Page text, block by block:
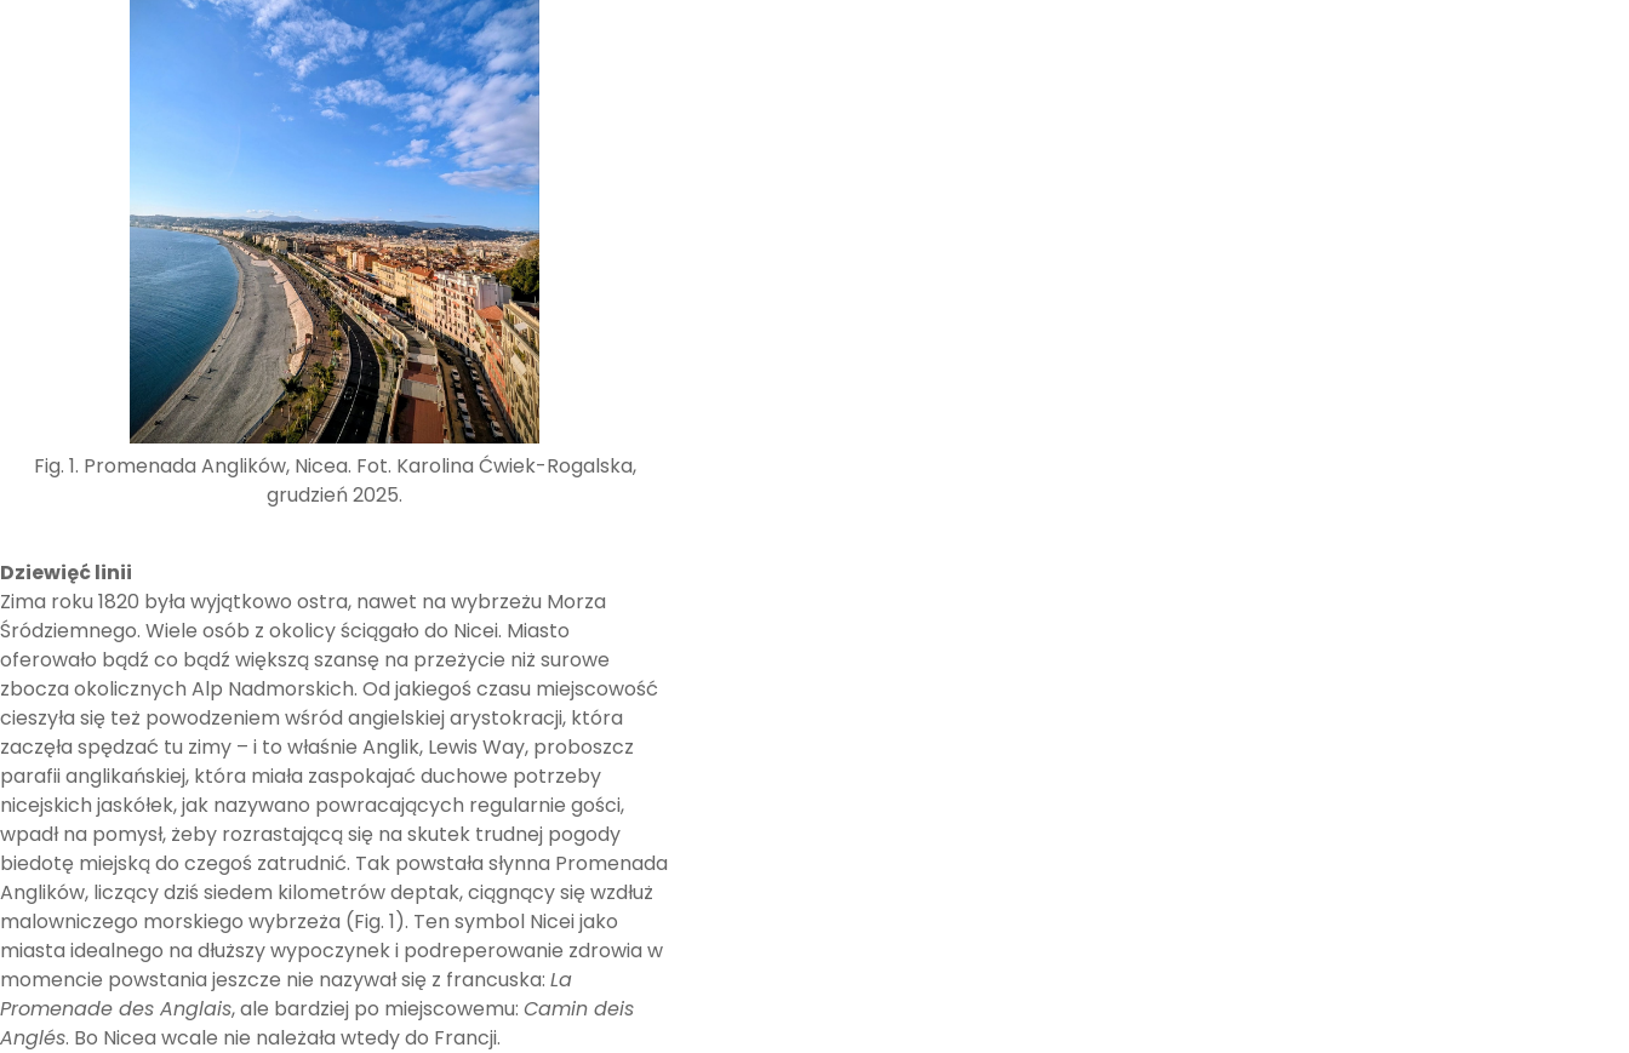
Fig. 1. Promenada Anglików, Nicea. Fot. Karolina Ćwiek-Rogalska,
grudzień 2025.
Dziewięć linii
Zima roku 1820 była wyjątkowo ostra, nawet na wybrzeżu Morza
Śródziemnego. Wiele osób z okolicy ściągało do Nicei. Miasto
oferowało bądź co bądź większą szansę na przeżycie niż surowe
zbocza okolicznych Alp Nadmorskich. Od jakiegoś czasu miejscowość
cieszyła się też powodzeniem wśród angielskiej arystokracji, która
zaczęła spędzać tu zimy – i to właśnie Anglik, Lewis Way, proboszcz
parafii anglikańskiej, która miała zaspokajać duchowe potrzeby
nicejskich jaskółek, jak nazywano powracających regularnie gości,
wpadł na pomysł, żeby rozrastającą się na skutek trudnej pogody
biedotę miejską do czegoś zatrudnić. Tak powstała słynna Promenada
Anglików, liczący dziś siedem kilometrów deptak, ciągnący się wzdłuż
malowniczego morskiego wybrzeża (Fig. 1). Ten symbol Nicei jako
miasta idealnego na dłuższy wypoczynek i podreperowanie zdrowia w
momencie powstania jeszcze nie nazywał się z francuska: La
Promenade des Anglais, ale bardziej po miejscowemu: Camin deis
Anglés. Bo Nicea wcale nie należała wtedy do Francji.